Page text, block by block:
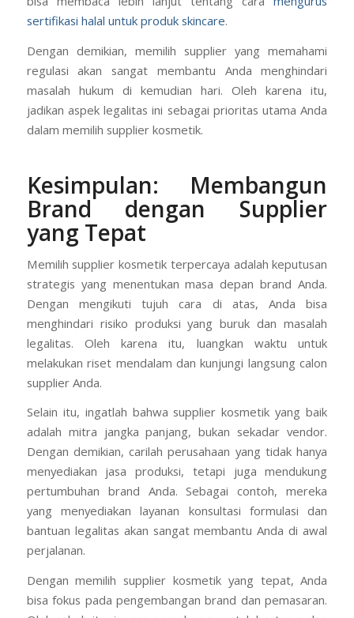
bahan yang memerlukan sertifikasi halal, maka Anda
juga perlu mengurusnya melalui BPJPH dan MUI. Anda
bisa membaca lebih lanjut tentang caramengurus
sertifikasi halal untuk produk skincare .
Dengan demikian, memilih supplier yang memahami
regulasi akan sangat membantu Anda menghindari
masalah hukum di kemudian hari. Oleh karena itu,
dalam memilih supplier kosmetik.
Kesimpulan: Membangun
Brand dengan Supplier
yang Tepat
Memilih supplier kosmetik terpercaya adalah keputusan
strategis yang menentukan masa depan brand Anda.
Dengan mengikuti tujuh cara di atas, Anda bisa
menghindari risiko produksi yang buruk dan masalah
legalitas. Oleh karena itu, luangkan waktu untuk
melakukan riset mendalam dan kunjungi langsung calon
supplier Anda.
Selain itu, ingatlah bahwa supplier kosmetik yang baik
adalah mitra jangka panjang, bukan sekadar vendor.
Dengan demikian, carilah perusahaan yang tidak hanya
menyediakan jasa produksi, tetapi juga mendukung
pertumbuhan brand Anda. Sebagai contoh, mereka
yang menyediakan layanan konsultasi formulasi dan
bantuan legalitas akan sangat membantu Anda di awal
perjalanan.